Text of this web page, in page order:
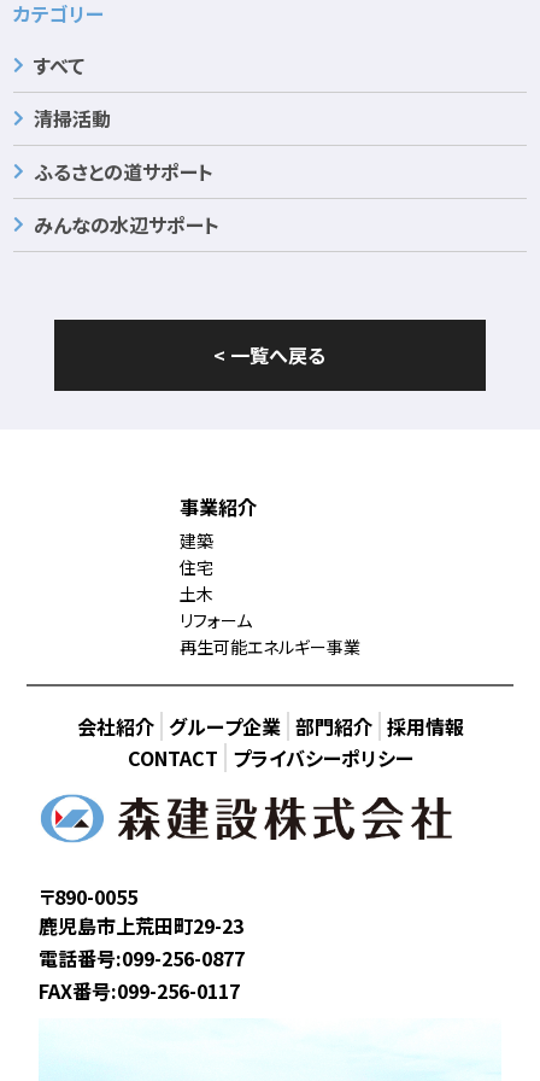
カテゴリー
すべて
清掃活動
ふるさとの道サポート
みんなの水辺サポート
< 一覧へ戻る
事業紹介
建築
住宅
土木
リフォーム
再生可能エネルギー事業
会社紹介 グループ企業 部門紹介 採用情報
CONTACT プライバシーポリシー
〒890-0055
鹿児島市上荒田町29-23
電話番号:099-256-0877
FAX番号:099-256-0117